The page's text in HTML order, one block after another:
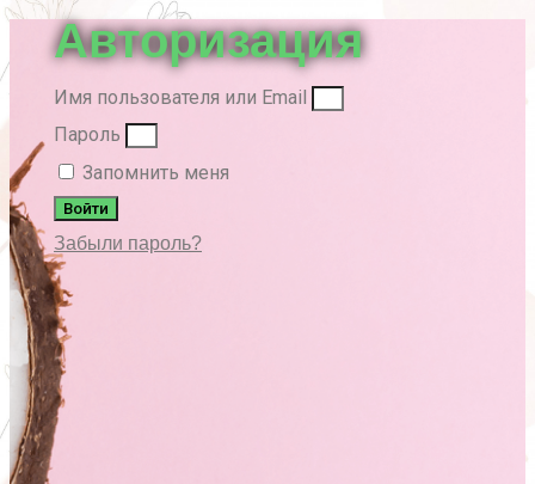
Авторизация
Имя пользователя или Email
Пароль
Запомнить меня
Войти
Забыли пароль?